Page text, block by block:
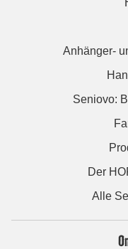
Anhänger-
Seniovo:
Der
Alle